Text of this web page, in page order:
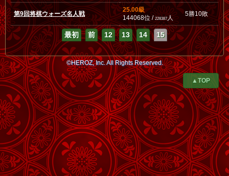
第9回将棋ウォーズ名人戦
25.00級
144068位 /228387人
5勝10敗
最初 前 12 13 14 15
©HEROZ, Inc. All Rights Reserved.
▲TOP